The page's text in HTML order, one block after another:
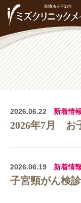
2026.06.22 新着情報
2026年7月 お
2026.06.19 新着情報
子宮頸がん検